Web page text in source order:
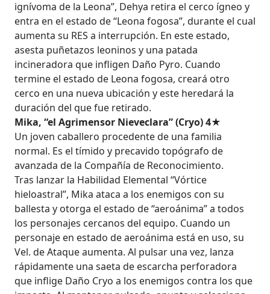
ignívoma de la Leona”, Dehya retira el cerco ígneo y
entra en el estado de “Leona fogosa”, durante el cual
aumenta su RES a interrupción. En este estado,
asesta puñetazos leoninos y una patada
incineradora que infligen Daño Pyro. Cuando
termine el estado de Leona fogosa, creará otro
cerco en una nueva ubicación y este heredará la
duración del que fue retirado.
Mika, “el Agrimensor Nieveclara” (Cryo) 4★
Un joven caballero procedente de una familia
normal. Es el tímido y precavido topógrafo de
avanzada de la Compañía de Reconocimiento.
Tras lanzar la Habilidad Elemental “Vórtice
hieloastral”, Mika ataca a los enemigos con su
ballesta y otorga el estado de “aeroánima” a todos
los personajes cercanos del equipo. Cuando un
personaje en estado de aeroánima está en uso, su
Vel. de Ataque aumenta. Al pulsar una vez, lanza
rápidamente una saeta de escarcha perforadora
que inflige Daño Cryo a los enemigos contra los que